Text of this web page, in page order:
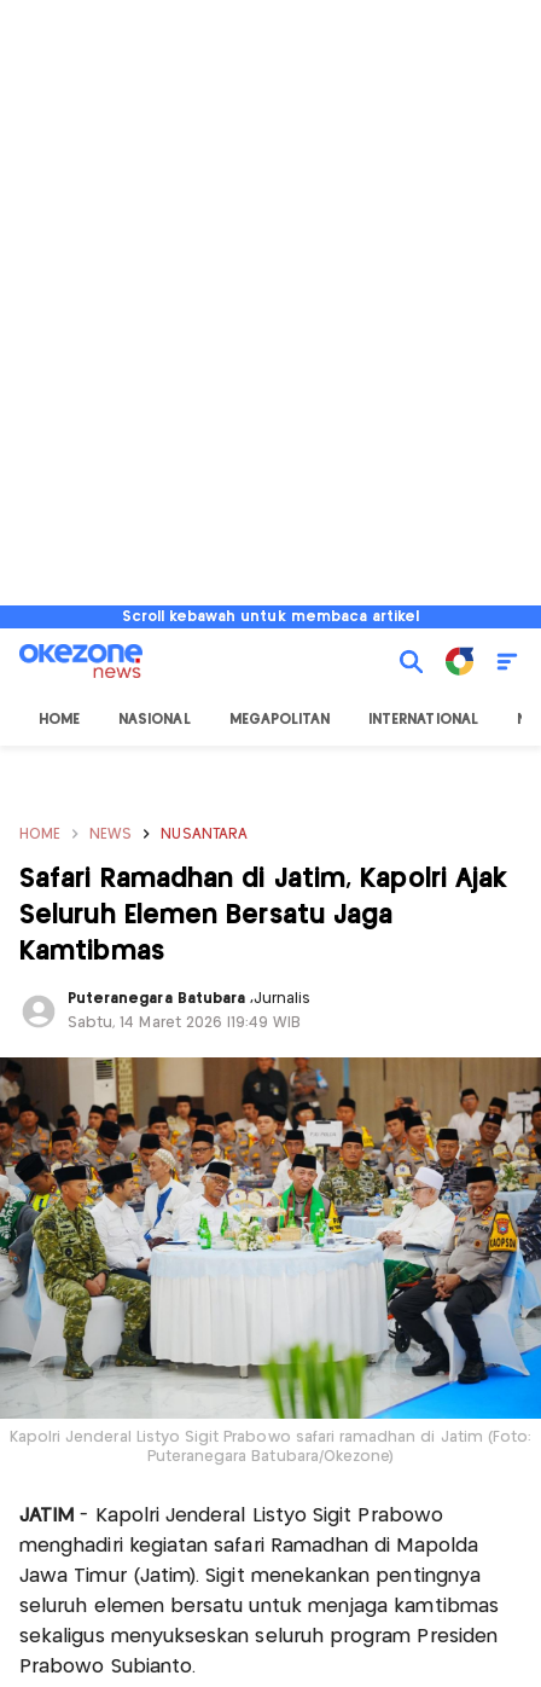
Scroll kebawah untuk membaca artikel
HOME NASIONAL MEGAPOLITAN INTERNATIONAL
HOME NEWS NUSANTARA
Safari Ramadhan di Jatim, Kapolri Ajak
Seluruh Elemen Bersatu Jaga
Kamtibmas
Puteranegara Batubara,Jurnalis
Sabtu, 14 Maret 2026 |19:49 WIB
Kapolri Jenderal Listyo Sigit Prabowo safari ramadhan di Jatim (Foto:
Puteranegara Batubara/Okezone)
JATIM - Kapolri Jenderal Listyo Sigit Prabowo
menghadiri kegiatan safari Ramadhan di Mapolda
Jawa Timur (Jatim). Sigit menekankan pentingnya
seluruh elemen bersatu untuk menjaga kamtibmas
sekaligus menyukseskan seluruh program Presiden
Prabowo Subianto.